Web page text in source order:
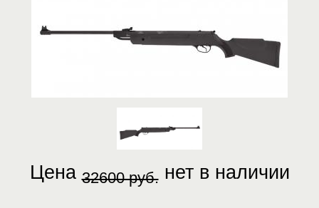
Цена 32600 руб. нет в наличии